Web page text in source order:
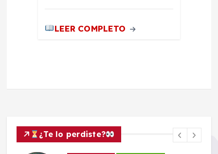
LEER COMPLETO
¿Te lo perdiste?